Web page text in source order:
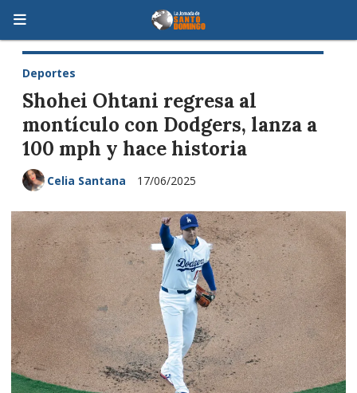
Shohei Ohtani regresa al
montículo con Dodgers, lanza a
100 mph y hace historia
Deportes
17/06/2025
Celia Santana